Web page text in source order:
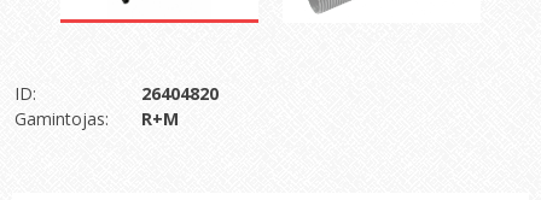
ID:
26404820
Gamintojas:
R+M